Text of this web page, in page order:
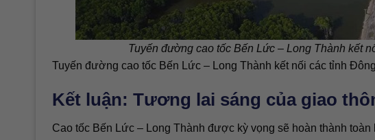
Tuyến đường cao tốc Bến Lức – Long Thành kết
Tuyến đường cao tốc Bến Lức – Long Thành kết nối các tỉnh
Kết luận: Tương lai sáng của giao
Cao tốc Bến Lức – Long Thành được kỳ vọng sẽ hoàn thành